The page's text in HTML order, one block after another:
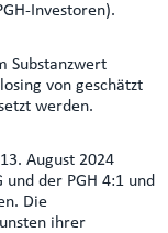
Investoren).
Substanzwert
von geschätzt
werden.
August 2024
der PGH 4:1 und
Die
ihrer